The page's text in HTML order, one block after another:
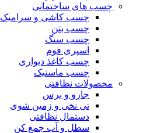
چسب های ساختمانی
چسب کاشی و سرامیک
چسب بتن
چسب سنگ
اسپری فوم
چسب کاغذ دیواری
چسب ماستیک
محصولات نظافتی
جارو و برس
تی نخی و زمین شوی
دستمال نظافتی
سطل و آب جمع کن